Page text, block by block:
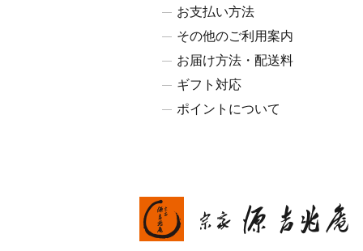
お支払い方法
その他のご利用案内
お届け方法・配送料
ギフト対応
ポイントについて